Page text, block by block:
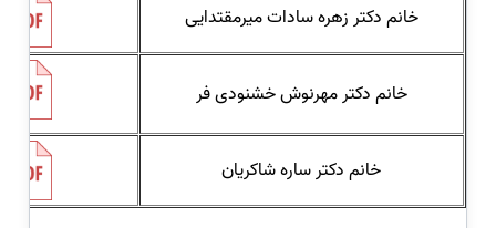
خانم دکتر زهره سادات میرمقتدایی
خانم دکتر مهرنوش خشنودی فر
خانم دکتر ساره شاکریان